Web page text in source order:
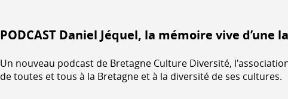
PODCAST Daniel Jéquel, la mémoire vive d’une
Un nouveau podcast de Bretagne Culture Diversité,
de toutes et tous à la Bretagne et à la diversité de ses cultures.